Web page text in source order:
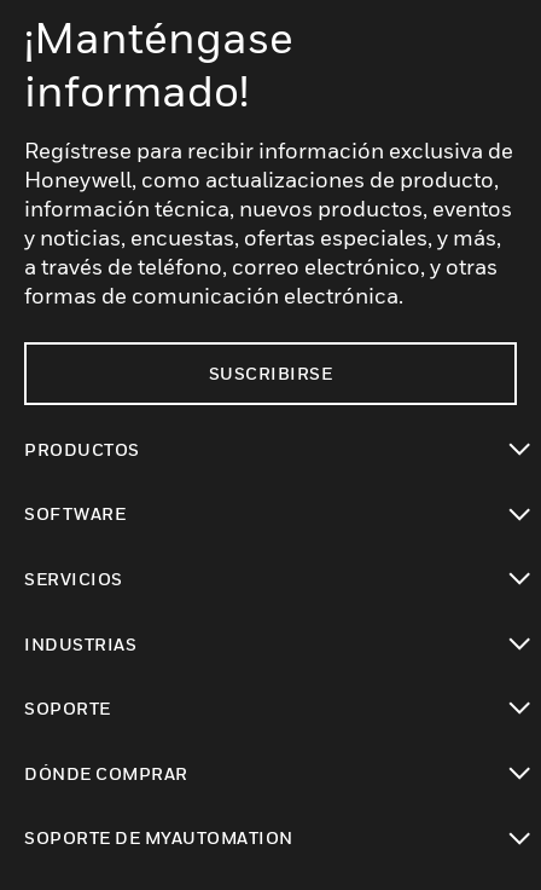
¡Manténgase
informado!
Regístrese para recibir información exclusiva de
Honeywell, como actualizaciones de producto,
información técnica, nuevos productos, eventos
y noticias, encuestas, ofertas especiales, y más,
a través de teléfono, correo electrónico, y otras
formas de comunicación electrónica.
SUSCRIBIRSE
PRODUCTOS
SOFTWARE
SERVICIOS
INDUSTRIAS
SOPORTE
DÓNDE COMPRAR
SOPORTE DE MYAUTOMATION